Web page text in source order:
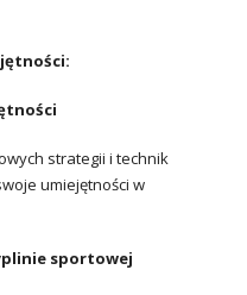
strategii i technik
umiejętności w
sportowej